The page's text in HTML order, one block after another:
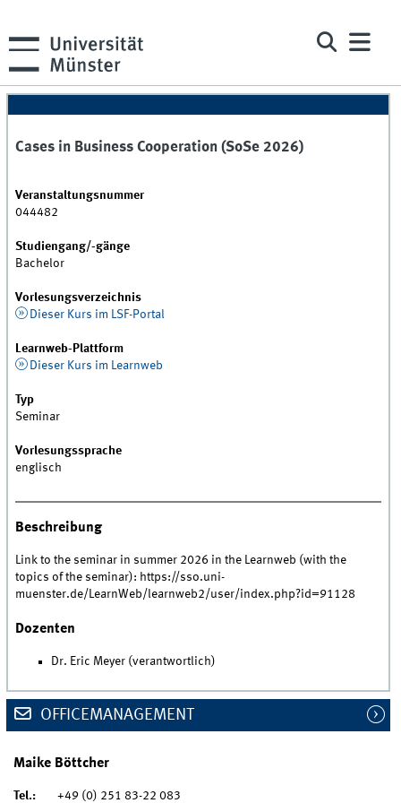
Cases in Business Cooperation (SoSe 2026)
Veranstaltungsnummer
044482
Studiengang/-gänge
Bachelor
Vorlesungsverzeichnis
Dieser Kurs im LSF-Portal
Learnweb-Plattform
Dieser Kurs im Learnweb
Typ
Seminar
Vorlesungssprache
englisch
Beschreibung
Link to the seminar in summer 2026 in the Learnweb (with the
topics of the seminar): https://sso.uni-
muenster.de/LearnWeb/learnweb2/user/index.php?id=91128
Dozenten
Dr. Eric Meyer (verantwortlich)
OFFICEMANAGEMENT
Maike Böttcher
Tel.: +49 (0) 251 83-22 083